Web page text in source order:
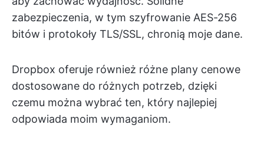
zabezpieczenia, w tym szyfrowanie AES-256
bitów i protokoły TLS/SSL, chronią moje dane.
Dropbox oferuje również różne plany cenowe
dostosowane do różnych potrzeb, dzięki
czemu można wybrać ten, który najlepiej
odpowiada moim wymaganiom.